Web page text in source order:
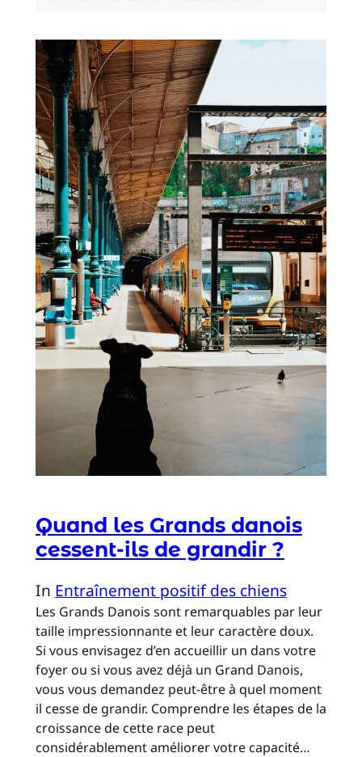
Quand les Grands danois
cessent-ils de grandir ?
In Entraînement positif des chiens
Les Grands Danois sont remarquables par leur
taille impressionnante et leur caractère doux.
Si vous envisagez d’en accueillir un dans votre
foyer ou si vous avez déjà un Grand Danois,
vous vous demandez peut-être à quel moment
il cesse de grandir. Comprendre les étapes de la
croissance de cette race peut
considérablement améliorer votre capacité…